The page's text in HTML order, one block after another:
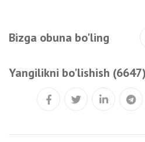
Bizga obuna bo'ling
Yangilikni bo'lishish (6647)